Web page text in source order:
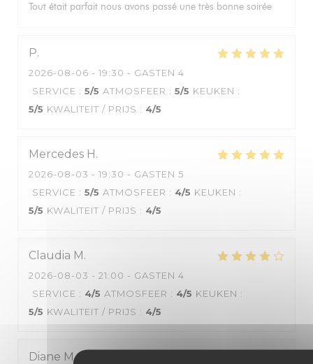
Tout était parfait nous avons passé une très bonne soirée
P
2026-08-06 - 19:30 - GASTEN 4
SERVICE : 5/5 ATMOSFEER : 5/5 KEUKEN :
5/5 KWALITEIT / PRIJS : 4/5
Mercedes H
2026-08-03 - 19:30 - GASTEN 5
SERVICE : 5/5 ATMOSFEER : 4/5 KEUKEN :
5/5 KWALITEIT / PRIJS : 4/5
Claudia M
2026-08-03 - 21:00 - GASTEN 4
SERVICE : 4/5 ATMOSFEER : 4/5 KEUKEN :
5/5 KWALITEIT / PRIJS : 4/5
Diane M